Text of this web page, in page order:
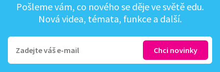
Pošleme vám, co nového se děje ve světě edu.
Nová videa, témata, funkce a další.